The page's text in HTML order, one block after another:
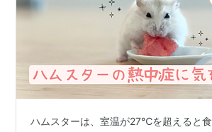
ハムスターは、室温が27℃を超えると